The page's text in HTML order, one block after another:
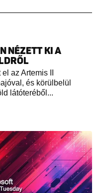
NÉZETT KI A
az Artemis II
és körülbelül
látóteréből...